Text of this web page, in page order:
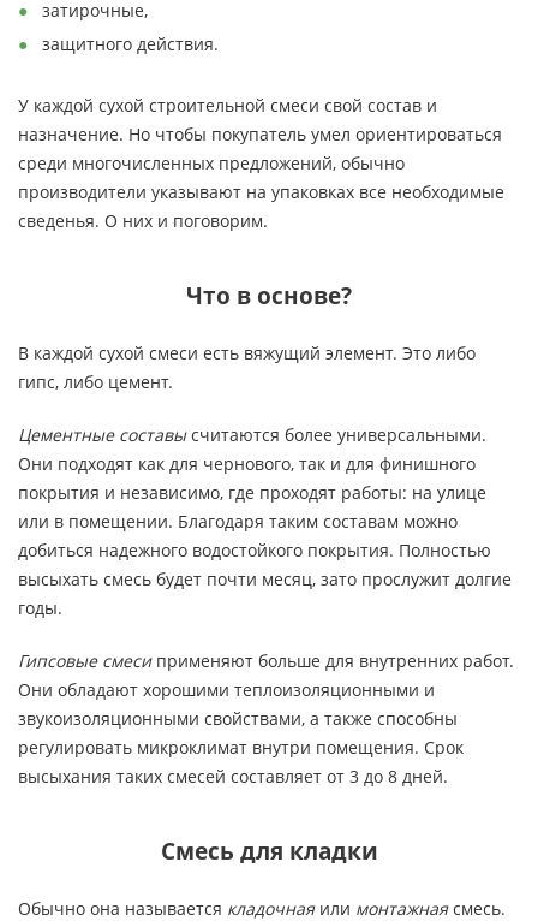
затирочные,
защитного действия.
У каждой сухой строительной смеси свой состав и
назначение. Но чтобы покупатель умел ориентироваться
среди многочисленных предложений, обычно
производители указывают на упаковках все необходимые
сведенья. О них и поговорим.
Что в основе?
В каждой сухой смеси есть вяжущий элемент. Это либо
гипс, либо цемент.
Цементные составысчитаются более универсальными.
Они подходят как для чернового, так и для финишного
покрытия и независимо, где проходят работы: на улице
или в помещении. Благодаря таким составам можно
добиться надежного водостойкого покрытия. Полностью
высыхать смесь будет почти месяц, зато прослужит долгие
годы.
Гипсовые смесиприменяют больше для внутренних работ.
Они обладают хорошими теплоизоляционными и
звукоизоляционными свойствами, а также способны
регулировать микроклимат внутри помещения. Срок
высыхания таких смесей составляет от 3 до 8 дней.
Смесь для кладки
Обычно она называется кладочнаяили монтажнаясмесь.